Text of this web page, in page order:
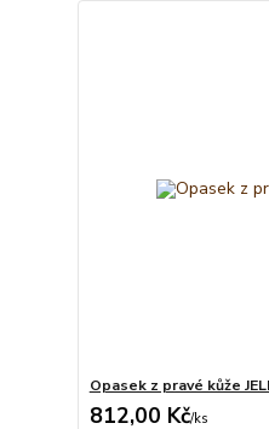
Opasek z pravé kůže
812,00 Kč/ks